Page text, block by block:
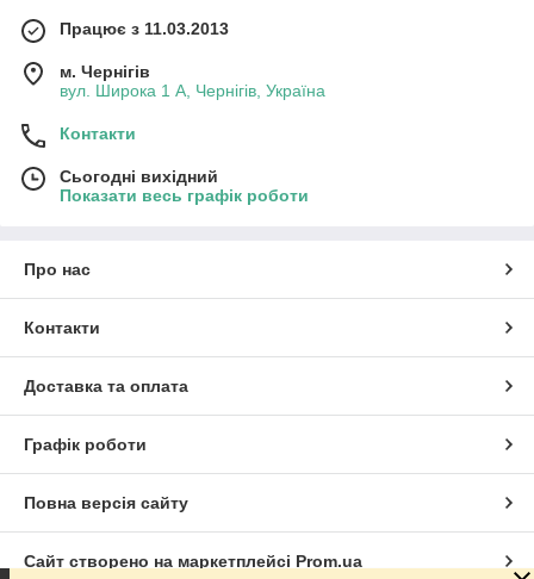
Працює з 11.03.2013
м. Чернігів
вул. Широка 1 А, Чернігів, Україна
Контакти
Сьогодні вихідний
Показати весь графік роботи
Про нас
Контакти
Доставка та оплата
Графік роботи
Повна версія сайту
Сайт створено на маркетплейсі Prom.ua